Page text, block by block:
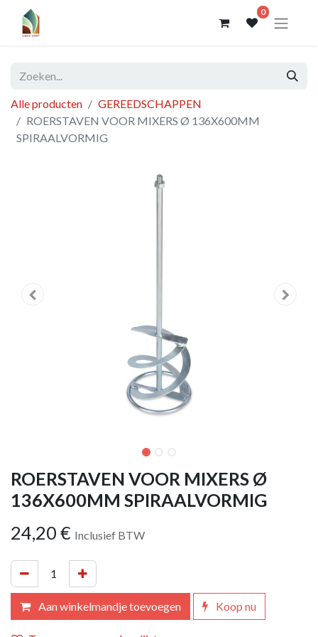
0
Alle producten
GEREEDSCHAPPEN
ROERSTAVEN VOOR MIXERS Ø 136X600MM
SPIRAALVORMIG
ROERSTAVEN VOOR MIXERS Ø
136X600MM SPIRAALVORMIG
24,20 € Inclusief BTW
Aan winkelmandje toevoegen Koop nu